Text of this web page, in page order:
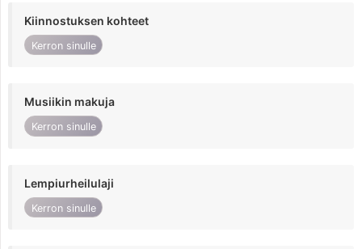
Kiinnostuksen kohteet
Kerron sinulle
Musiikin makuja
Kerron sinulle
Lempiurheilulaji
Kerron sinulle